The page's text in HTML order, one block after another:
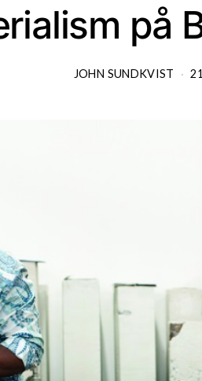
på
JOHN SUNDKVIST